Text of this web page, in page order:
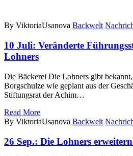
By ViktoriaUsanova Backwelt
10 Juli: Veränderte
Lohners
Die Bäckerei Die Lohners gibt
Borgschulze wie geplant aus der
Stiftungsrat der Achim…
Read More
By ViktoriaUsanova Backwelt
26 Sep.: Die Lohners